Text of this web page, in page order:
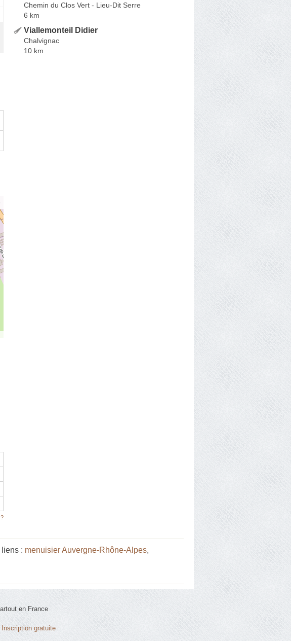
Chemin du Clos Vert - Lieu-Dit Serre
6 km
Viallemonteil Didier
Chalvignac
10 km
: menuisier Auvergne-Rhône-Alpes,
en France
Inscription gratuite